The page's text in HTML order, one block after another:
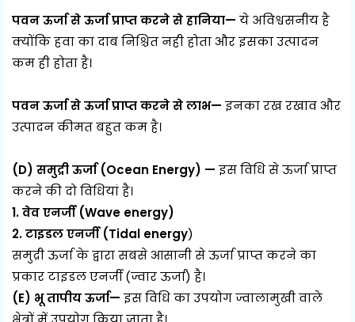
पवन ऊर्जा से ऊर्जा प्राप्त करने से हानिया— ये अविश्वसनीय है
क्योंकि हवा का दाब निश्चित नही होता और इसका उत्पादन
कम ही होता है।
पवन ऊर्जा से ऊर्जा प्राप्त करने से लाभ— इनका रख रखाव और
उत्पादन कीमत बहुत कम है।
(D) समुद्री ऊर्जा (Ocean Energy) — इस विधि से ऊर्जा प्राप्त
करने की दो विधियां है।
1. वेव एनर्जी (Wave energy)
2. टाइडल एनर्जी (Tidal energy)
समुद्री ऊर्जा के द्वारा सबसे आसानी से ऊर्जा प्राप्त करने का
प्रकार टाइडल एनर्जी (ज्वार ऊर्जा) है।
(E) भू तापीय ऊर्जा— इस विधि का उपयोग ज्वालामुखी वाले